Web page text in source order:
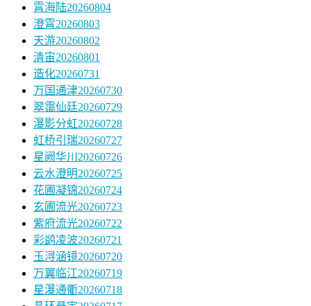
霄海陆20260804
澄霄20260803
天游20260802
清宙20260801
造化20260731
万国通津20260730
翠霭仙廷20260729
瀑影分虹20260728
虹桥引瑞20260727
星阙华川20260726
云水澄明20260725
花圃凝锦20260724
玄圃流光20260723
紫府流光20260722
彩鹢凌波20260721
玉浔涵镜20260720
万翼临江20260719
星瀑通衢20260718